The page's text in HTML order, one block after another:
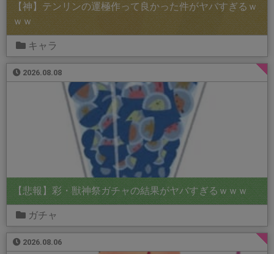
【神】テンリンの運極作って良かった件がヤバすぎるｗ
ｗｗ
キャラ
2026.08.08
【悲報】彩・獣神祭ガチャの結果がヤバすぎるｗｗｗ
ガチャ
2026.08.06